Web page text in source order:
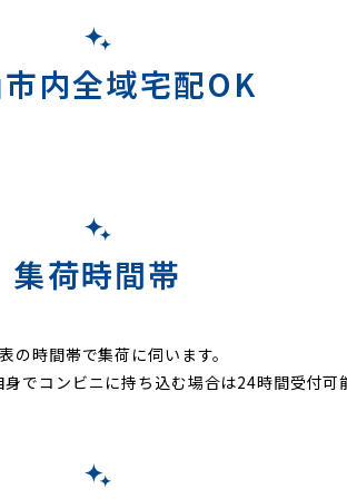
内全域宅配OK
集荷時間帯
の時間帯で集荷に伺います。
でコンビニに持ち込む場合は24時間受付可